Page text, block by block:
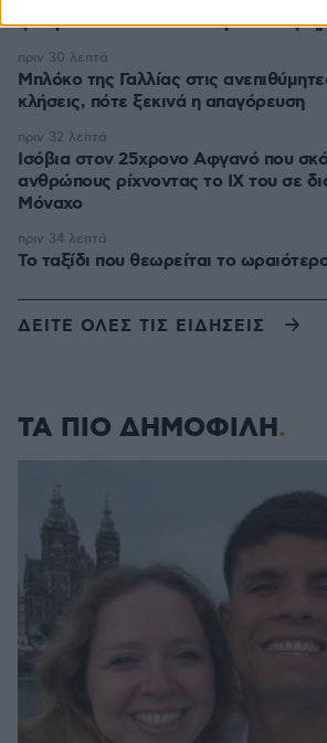
ξεπέρασαν το 1 δισ. δολάρια σε έξι
Μπλόκο της Γαλλίας στις
κλήσεις, πότε ξεκινά η απαγόρευση
πριν 30 λεπτά
Ισόβια στον 25χρονο Αφγανό που
ανθρώπους ρίχνοντας το ΙΧ του σε
Μόναχο
πριν 32 λεπτά
Το ταξίδι που θεωρείται το
πριν 34 λεπτά
ΔΕΙΤΕ ΟΛΕΣ ΤΙΣ ΕΙΔΗΣΕΙΣ
ΤΑ ΠΙΟ ΔΗΜΟΦΙΛΗ